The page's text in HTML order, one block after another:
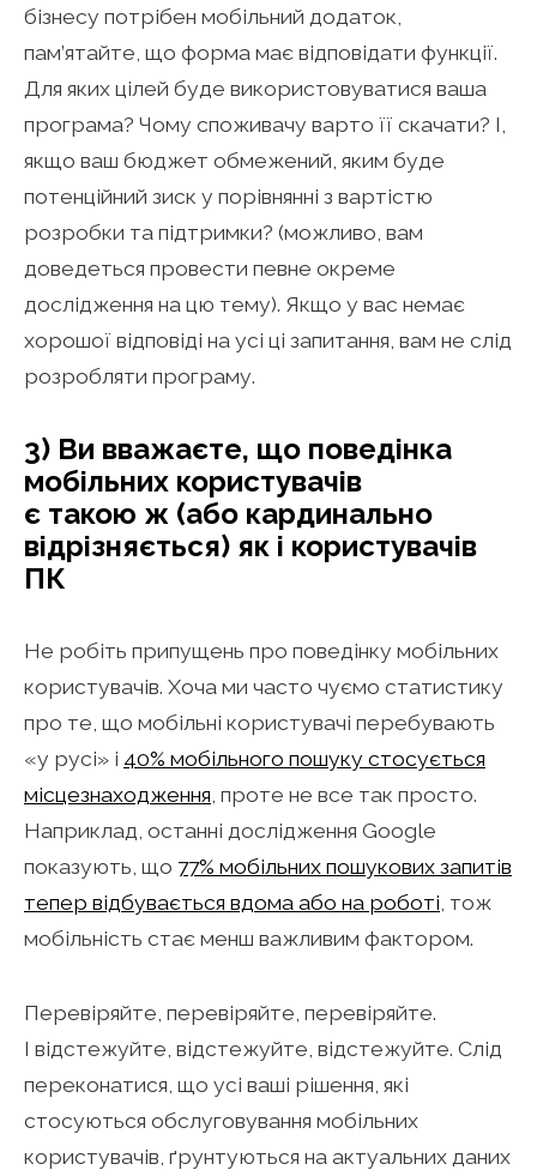
бізнесу потрібен мобільний додаток,
пам’ятайте, що форма має відповідати функції.
Для яких цілей буде використовуватися ваша
програма? Чому споживачу варто її скачати? І,
якщо ваш бюджет обмежений, яким буде
потенційний зиск у порівнянні з вартістю
розробки та підтримки? (можливо, вам
доведеться провести певне окреме
дослідження на цю тему). Якщо у вас немає
хорошої відповіді на усі ці запитання, вам не слід
розробляти програму.
3) Ви вважаєте, що поведінка
мобільних користувачів
є такою ж (або кардинально
відрізняється) як і користувачів
ПК
Не робіть припущень про поведінку мобільних
користувачів. Хоча ми часто чуємо статистику
про те, що мобільні користувачі перебувають
«у русі» і 40% мобільного пошуку стосується
місцезнаходження , проте не все так просто.
Наприклад, останні дослідження Google
показують, що 77% мобільних пошукових запитів
тепер відбувається вдома або на роботі , тож
мобільність стає менш важливим фактором.
Перевіряйте, перевіряйте, перевіряйте.
І відстежуйте, відстежуйте, відстежуйте. Слід
переконатися, що усі ваші рішення, які
стосуються обслуговування мобільних
користувачів, ґрунтуються на актуальних даних